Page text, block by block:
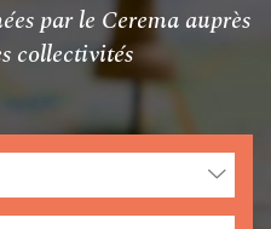
par le Cerema auprès
collectivités